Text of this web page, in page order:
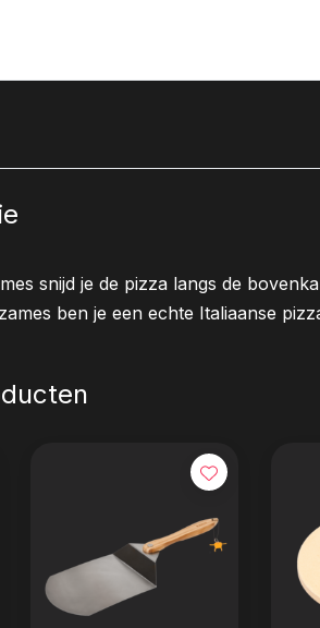
snijd je de pizza langs de
ben je een echte Italiaanse